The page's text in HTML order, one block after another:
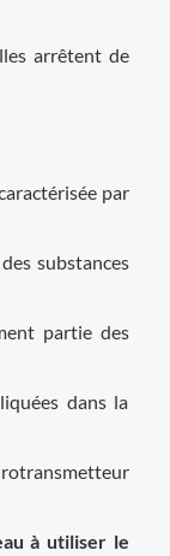
arrêtent de
par
substances
partie des
dans la
à utiliser le